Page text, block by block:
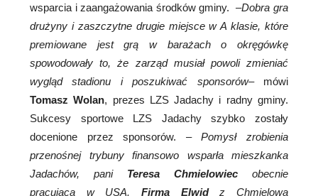
wsparcia i zaangażowania środków gminy. –Dobra gra
drużyny i zaszczytne drugie miejsce w A klasie, które
premiowane jest grą w barażach o okręgówkę
spowodowały to, że zarząd musiał powoli zmieniać
wygląd stadionu i poszukiwać sponsorów– mówi
Tomasz Wolan, prezes LZS Jadachy i radny gminy.
Sukcesy sportowe LZS Jadachy szybko zostały
docenione przez sponsorów. –Pomysł zrobienia
przenośnej trybuny finansowo wsparła mieszkanka
Jadachów, pani Teresa Chmielowiec obecnie
pracująca w USA. Firma Elwidz Chmielowa